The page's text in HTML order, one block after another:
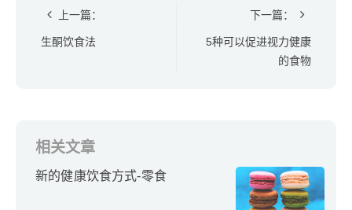
上一篇：
生酮饮食法
下一篇：
5种可以促进视力健康
的食物
相关文章
新的健康饮食方式-零食